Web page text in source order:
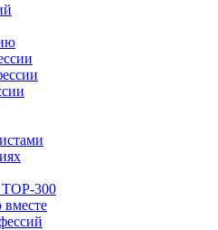
300